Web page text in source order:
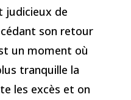
judicieux de
son retour
un moment où
tranquille la
les excès et on